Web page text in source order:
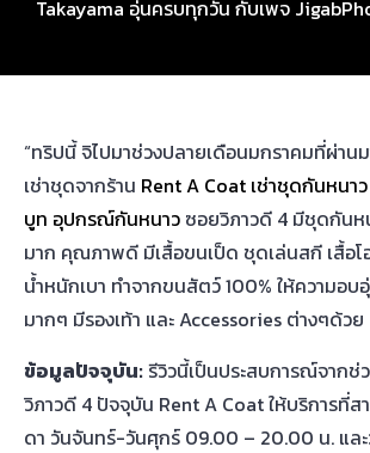
Takayama อุ่นครบทุกวัน กับเพจ
“ทริปนี้ จิไปมาช่วงปลายเดือนมกราคมที่ผ่า
เช่าชุดจากร้าน Rent A Coat เช่าชุดกันหนาว
บูท อุปกรณ์กันหนาว ซอยวิภาวดี 4 มีชุดกันห
มาก คุณภาพดี มีเสื้อขนเป็ด ชุดเล่นสกี เสื้อโ
น้ำหนักเบา ทำจากขนสัตว์ 100% ให้ความอบ
มากๆ มีรองเท้า และ Accessories ต่างๆด้วย
ข้อมูลปัจจุบัน:รีวิวนี้เป็นประสบการณ์จากช่
วิภาวดี 4 ปัจจุบัน Rent A Coat ให้บริการที่ส
ดา วันจันทร์-วันศุกร์ 09.00 – 20.00 น. และ